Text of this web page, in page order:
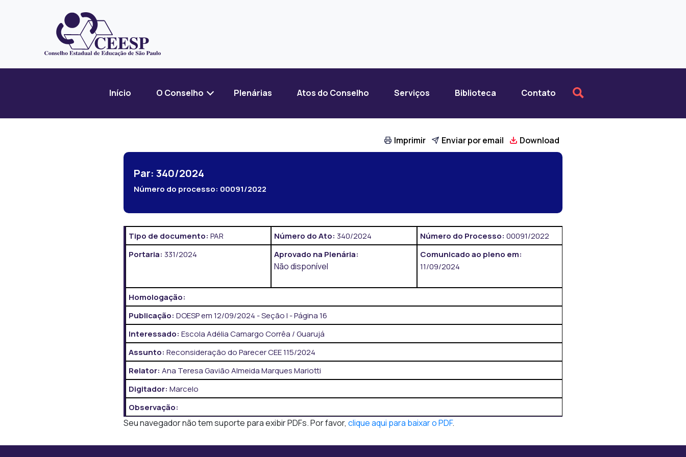
Início O Conselho Plenárias Atos do Conselho Serviços Biblioteca Contato
Imprimir Enviar por email Download
Par: 340/2024
Número do processo: 00091/2022
Tipo de documento: PAR Número do Ato: 340/2024 Número do Processo: 00091/2022
Portaria: 331/2024 Aprovado na Plenária:
Não disponível
Comunicado ao pleno em:
11/09/2024
Homologação:
Publicação: DOESP em 12/09/2024 - Seção I - Página 16
Interessado: Escola Adélia Camargo Corrêa / Guarujá
Assunto: Reconsideração do Parecer CEE 115/2024
Relator: Ana Teresa Gavião Almeida Marques Mariotti
Digitador: Marcelo
Observação:
Seu navegador não tem suporte para exibir PDFs. Por favor, clique aqui para baixar o PDF.